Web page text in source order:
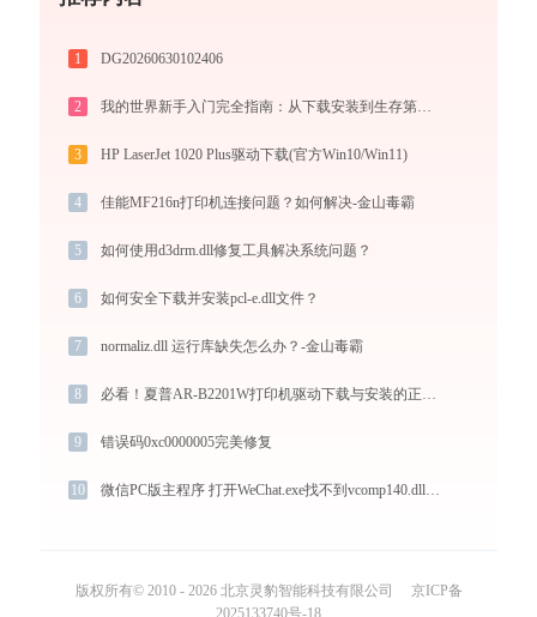
1 DG20260630102406
2 我的世界新手入门完全指南：从下载安装到生存第一天，一篇讲透
3 HP LaserJet 1020 Plus驱动下载(官方Win10/Win11)
4 佳能MF216n打印机连接问题？如何解决-金山毒霸
5 如何使用d3drm.dll修复工具解决系统问题？
6 如何安全下载并安装pcl-e.dll文件？
7 normaliz.dll 运行库缺失怎么办？-金山毒霸
8
9 错误码0xc0000005完美修复
10 微信PC版主程序 打开WeChat.exe找不到vcomp140.dll怎么办
版权所有© 2010 - 2026 北京灵豹智能科技有限公司
京ICP备
2025133740号-18